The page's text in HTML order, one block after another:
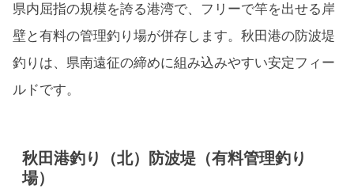
県内屈指の規模を誇る港湾で、フリーで竿を出せる岸
壁と有料の管理釣り場が併存します。秋田港の防波堤
釣りは、県南遠征の締めに組み込みやすい安定フィー
ルドです。
秋田港釣り（北）防波堤（有料管理釣り
場）